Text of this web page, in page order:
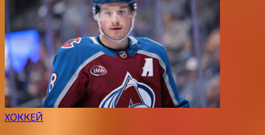
ХОККЕЙ